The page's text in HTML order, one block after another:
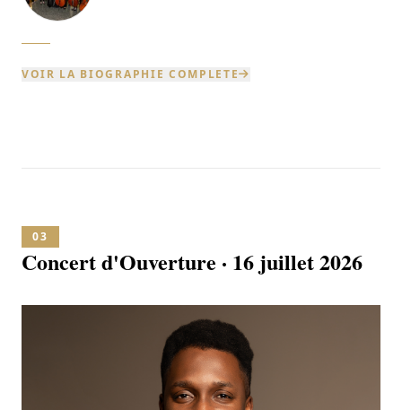
VOIR LA BIOGRAPHIE COMPLETE
03
Concert d'Ouverture · 16 juillet 2026